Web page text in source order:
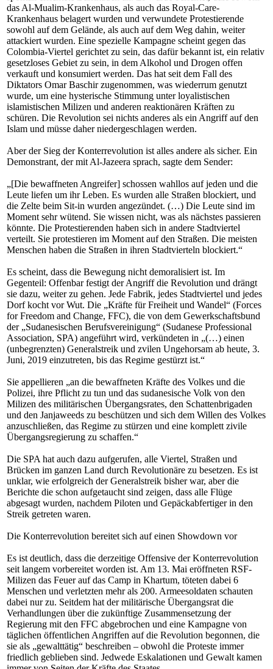
das Al-Mualim-Krankenhaus, als auch das Royal-Care-
Krankenhaus belagert wurden und verwundete Protestierende
sowohl auf dem Gelände, als auch auf dem Weg dahin, weiter
attackiert wurden. Eine spezielle Kampagne scheint gegen das
Colombia-Viertel gerichtet zu sein, das dafür bekannt ist, ein relativ
gesetzloses Gebiet zu sein, in dem Alkohol und Drogen offen
verkauft und konsumiert werden. Das hat seit dem Fall des
Diktators Omar Baschir zugenommen, was wiederrum genutzt
wurde, um eine hysterische Stimmung unter loyalistischen
islamistischen Milizen und anderen reaktionären Kräften zu
schüren. Die Revolution sei nichts anderes als ein Angriff auf den
Islam und müsse daher niedergeschlagen werden.
Aber der Sieg der Konterrevolution ist alles andere als sicher. Ein
Demonstrant, der mit Al-Jazeera sprach, sagte dem Sender:
„[Die bewaffneten Angreifer] schossen wahllos auf jeden und die
Leute liefen um ihr Leben. Es wurden alle Straßen blockiert, und
die Zelte beim Sit-in wurden angezündet. (…) Die Leute sind im
Moment sehr wütend. Sie wissen nicht, was als nächstes passieren
könnte. Die Protestierenden haben sich in andere Stadtviertel
verteilt. Sie protestieren im Moment auf den Straßen. Die meisten
Menschen haben die Straßen in ihren Stadtvierteln blockiert.“
Es scheint, dass die Bewegung nicht demoralisiert ist. Im
Gegenteil: Offenbar festigt der Angriff die Revolution und drängt
sie dazu, weiter zu gehen. Jede Fabrik, jedes Stadtviertel und jedes
Dorf kocht vor Wut. Die „Kräfte für Freiheit und Wandel“ (Forces
for Freedom and Change, FFC), die von dem Gewerkschaftsbund
der „Sudanesischen Berufsvereinigung“ (Sudanese Professional
Association, SPA) angeführt wird, verkündeten in „(…) einen
(unbegrenzten) Generalstreik und zvilen Ungehorsam ab heute, 3.
Juni, 2019 einzutreten, bis das Regime gestürzt ist.“
Sie appellieren „an die bewaffneten Kräfte des Volkes und die
Polizei, ihre Pflicht zu tun und das sudanesische Volk von den
Milizen des militärischen Übergangsrates, den Schattenbrigaden
und den Janjaweeds zu beschützen und sich dem Willen des Volkes
anzuschließen, das Regime zu stürzen und eine komplett zivile
Übergangsregierung zu schaffen.“
Die SPA hat auch dazu aufgerufen, alle Viertel, Straßen und
Brücken im ganzen Land durch Revolutionäre zu besetzen. Es ist
unklar, wie erfolgreich der Generalstreik bisher war, aber die
Berichte die schon aufgetaucht sind zeigen, dass alle Flüge
abgesagt wurden, nachdem Piloten und Gepäckabfertiger in den
Streik getreten waren.
Die Konterrevolution bereitet sich auf einen Showdown vor
Es ist deutlich, dass die derzeitige Offensive der Konterrevolution
seit langem vorbereitet worden ist. Am 13. Mai eröffneten RSF-
Milizen das Feuer auf das Camp in Khartum, töteten dabei 6
Menschen und verletzten mehr als 200. Armeesoldaten schauten
dabei nur zu. Seitdem hat der militärische Übergangsrat die
Verhandlungen über die zukünftige Zusammensetzung der
Regierung mit den FFC abgebrochen und eine Kampagne von
täglichen öffentlichen Angriffen auf die Revolution begonnen, die
sie als „gewalttätig“ beschreiben – obwohl die Proteste immer
friedlich geblieben sind. Jedwede Eskalationen und Gewalt kamen